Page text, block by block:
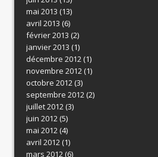
mai 2013 (13)
avril 2013 (6)
février 2013 (2)
janvier 2013 (1)
décembre 2012(1)
novembre 2012(1)
octobre 2012(3)
septembre 2012(2)
juillet 2012(3)
juin 2012(5)
mai 2012(4)
avril 2012(1)
mars 2012(6)